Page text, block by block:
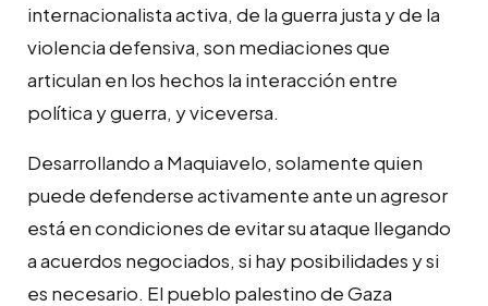
internacionalista activa, de la guerra justa y de la
violencia defensiva, son mediaciones que
articulan en los hechos la interacción entre
política y guerra, y viceversa.
Desarrollando a Maquiavelo, solamente quien
puede defenderse activamente ante un agresor
está en condiciones de evitar su ataque llegando
a acuerdos negociados, si hay posibilidades y si
es necesario. El pueblo palestino de Gaza